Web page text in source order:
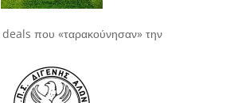
deals που «ταρακούνησαν» την